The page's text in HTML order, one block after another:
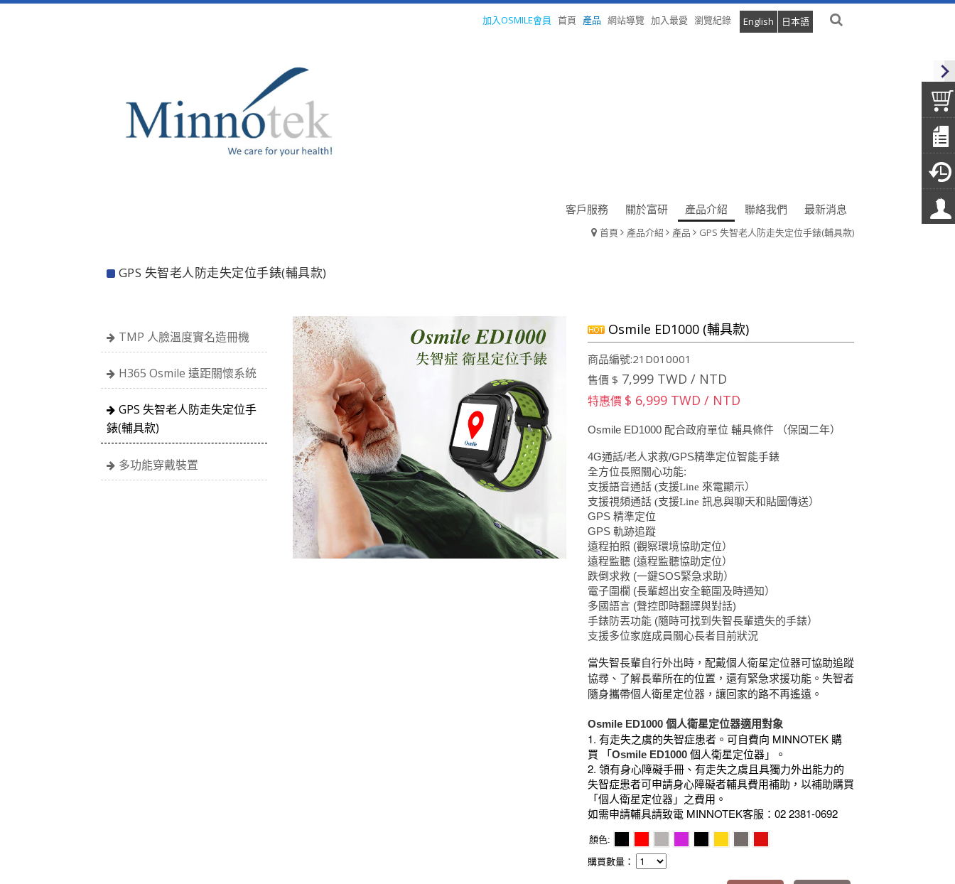
加入OSMILE會員 首頁 產品 網站導覽 English 日本語
加入最愛 瀏覽紀錄
客戶服務 關於富研 產品介紹 聯絡我們 最新消息
首頁 產品介紹 產品 GPS 失智老人防走失定位手錶(輔具款)
GPS 失智老人防走失定位手錶(輔具款)
TMP 人臉溫度實名造冊機
H365 Osmile 遠距關懷系統
GPS 失智老人防走失定位手
錶(輔具款)
多功能穿戴裝置
Osmile ED1000 (輔具款)
商品編號:21D010001
售價 $ 7,999 TWD / NTD
特惠價 $ 6,999 TWD / NTD
Osmile ED1000 配合政府單位 輔具條件 （保固二年）
4G通話/老人求救/GPS精準定位智能手錶
全方位長照關心功能:
支援語音通話 (支援Line 來電顯示）
支援視頻通話 (支援Line 訊息與聊天和貼圖傳送）
GPS 精準定位
GPS 軌跡追蹤
遠程拍照 (觀察環境協助定位）
遠程監聽(遠程監聽協助定位）
跌倒求救(一鍵SOS緊急求助）
電子圍欄 (長輩超出安全範圍及時通知）
多國語言(聲控即時翻譯與對話)
手錶防丟功能 (隨時可找到失智長輩遺失的手錶）
支援多位家庭成員關心長者目前狀況
當失智長輩自行外出時，配戴個人衛星定位器可協助追蹤
協尋、了解長輩所在的位置，還有緊急求援功能。失智者
隨身攜帶個人衛星定位器，讓回家的路不再遙遠。
Osmile ED1000 個人衛星定位器適用對象
1. 有走失之虞的失智症患者。可自費向 MINNOTEK 購
買
「 Osmile ED1000 個人衛星定位器」。
2. 領有身心障礙手冊、有走失之虞且具獨力外出能力的
失智症患者可申請身心障礙者輔具費用補助，以補助購買
「個人衛星定位器」之費用。
如需申請輔具請致電 MINNOTEK客服： 02 2381-0692
顏色
購買數量：